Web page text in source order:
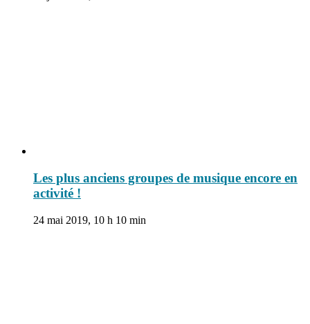
Les plus anciens groupes de musique encore en
activité !
24 mai 2019, 10 h 10 min